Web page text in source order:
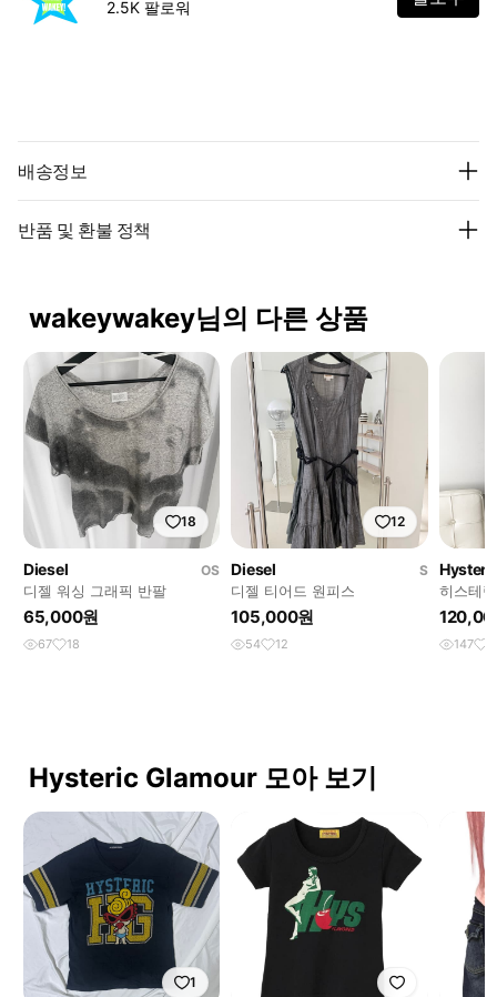
2.5K 팔로워
배송정보
반품 및 환불 정책
wakeywakey님의 다른 상품
18
Diesel
OS
디젤 워싱 그래픽 반팔
65,000원
67 18
12
Diesel
S
디젤 티어드 원피스
105,000원
54 12
히스테
원피스
147
Hysteric Glamour 모아 보기
1